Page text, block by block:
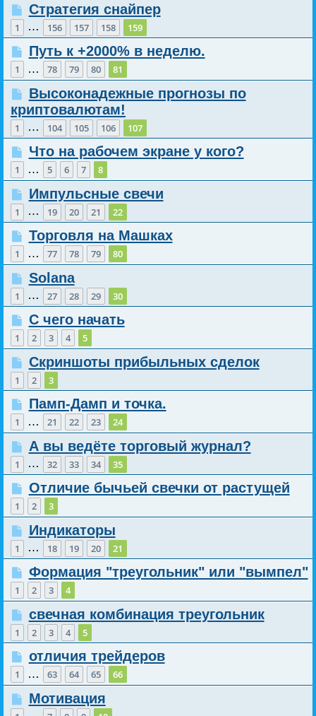
Стратегия снайпер
1 … 156 157 158 159
Путь к +2000% в неделю.
1 … 78 79 80 81
Высоконадежные прогнозы по
криптовалютам!
1 … 104 105 106 107
Что на рабочем экране у кого?
1 … 5 6 7 8
Импульсные свечи
1 … 19 20 21 22
Торговля на Машках
1 … 77 78 79 80
Solana
1 … 27 28 29 30
С чего начать
1 2 3 4 5
Скриншоты прибыльных сделок
1 2 3
Памп-Дамп и точка.
1 … 21 22 23 24
А вы ведёте торговый журнал?
1 … 32 33 34 35
Отличие бычьей свечки от растущей
1 2 3
Индикаторы
1 … 18 19 20 21
Формация "треугольник" или "вымпел"
1 2 3 4
свечная комбинация треугольник
1 2 3 4 5
отличия трейдеров
1 … 63 64 65 66
Мотивация